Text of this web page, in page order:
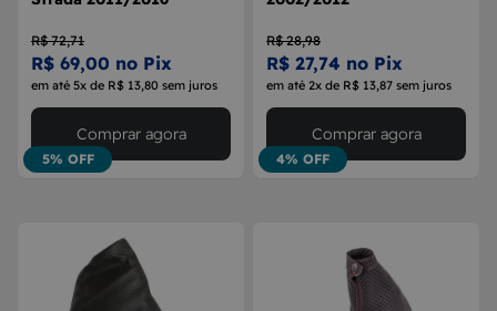
R$ 72,71
R$ 69,00 no Pix
em até 5x de R$ 13,80 sem juros
5% OFF
Comprar agora
R$ 28,98
R$ 27,74 no Pix
em até 2x de R$ 13,87 sem juros
4% OFF
Comprar agora